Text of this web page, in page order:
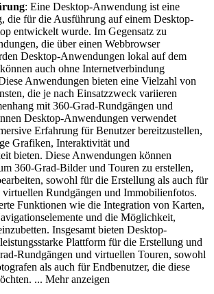
: Eine Desktop-Anwendung ist eine
die für die Ausführung auf einem Desktop-
entwickelt wurde. Im Gegensatz zu
die über einen Webbrowser
Desktop-Anwendungen lokal auf dem
auch ohne Internetverbindung
Anwendungen bieten eine Vielzahl von
die je nach Einsatzzweck variieren
mit 360-Grad-Rundgängen und
Desktop-Anwendungen verwendet
Erfahrung für Benutzer bereitzustellen,
Grafiken, Interaktivität und
bieten. Diese Anwendungen können
360-Grad-Bilder und Touren zu erstellen,
sowohl für die Erstellung als auch für
Rundgängen und Immobilienfotos.
Funktionen wie die Integration von Karten,
und die Möglichkeit,
Insgesamt bieten Desktop-
Plattform für die Erstellung und
Rundgängen und virtuellen Touren, sowohl
als auch für Endbenutzer, die diese